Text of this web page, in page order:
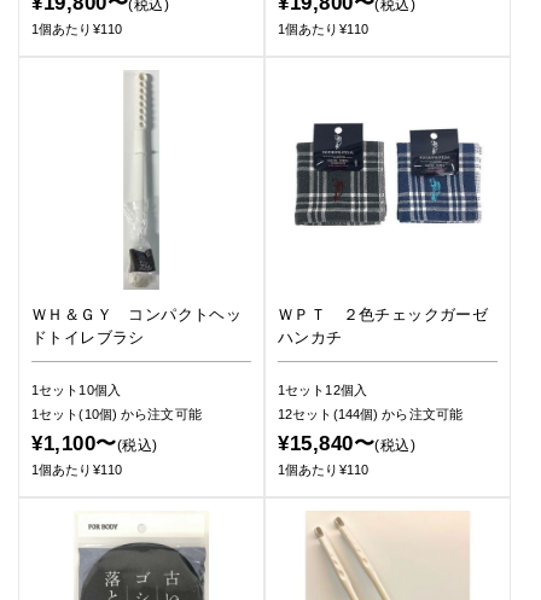
(税込)
1個あたり¥110
(税込)
1個あたり¥110
ＷＨ＆ＧＹ コンパクトヘッ
ドトイレブラシ
1セット10個入
1セット(10個)から注文可能
¥1,100〜(税込)
1個あたり¥110
ＷＰＴ ２色チェックガーゼ
ハンカチ
1セット12個入
12セット(144個)から注文可能
¥15,840〜(税込)
1個あたり¥110